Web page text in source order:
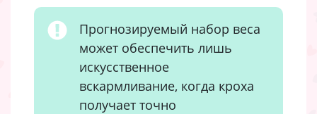
Прогнозируемый набор веса
может обеспечить лишь
искусственное
вскармливание, когда кроха
получает точно